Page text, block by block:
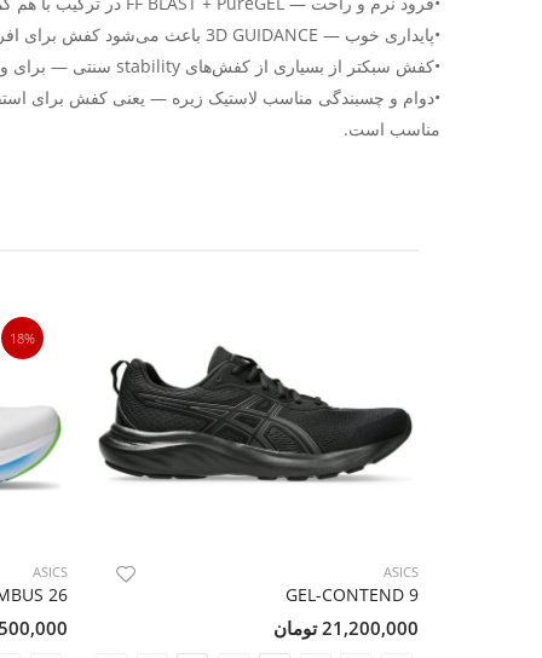
•پایداری خوب — 3D GUIDANCE باعث می‌شود کفش برای افرادی با پرونیشن مناسب باشد؛ پا در هنگام گام گرفتن حمایت می‌شود.
•کفش سبکتر از بسیاری از کفش‌های stability سنتی — برای وقتی که دنبال راحتی بدون وزن زیاد هستید.
•دوام و چسبندگی مناسب لاستیک زیره — یعنی کفش برای
مناسب است.
ASICS
GEL-CONTEND 9
21,200,000 تومان
18%
ASICS
26
36,500,000